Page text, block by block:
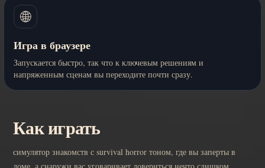
🌐
Игра в браузере
Запускается быстро, так что к ключевым решениям и
напряженным сценам вы переходите почти сразу.
Как играть
симулятор знакомств с survival horror тоном, где вы заперты в